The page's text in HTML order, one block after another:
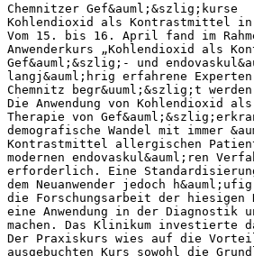
Chemnitzer Gef&auml;&szlig;kurse
Kohlendioxid als Kontrastmittel in
Vom 15. bis 16. April fand im
Anwenderkurs „Kohlendioxid als
Gef&auml;&szlig;- und
langj&auml;hrig erfahrene
Chemnitz begr&uuml;&szlig;t
Die Anwendung von Kohlendioxid
Therapie von
demografische Wandel mit immer
Kontrastmittel allergischen
modernen endovaskul&auml;ren
erforderlich. Eine
dem Neuanwender jedoch
die Forschungsarbeit der
eine Anwendung in der Diagnostik
machen. Das Klinikum investierte
Der Praxiskurs wies auf die
ausgebuchten Kurs sowohl die